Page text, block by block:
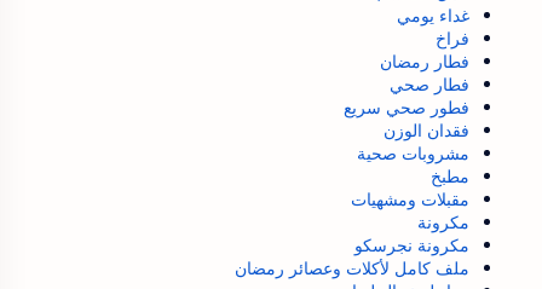
غداء يومي
فراخ
فطار رمضان
فطار صحي
فطور صحي سريع
فقدان الوزن
مشروبات صحية
مطبخ
مقبلات ومشهيات
مكرونة
مكرونة نجرسكو
ملف كامل لأكلات وعصائر رمضان